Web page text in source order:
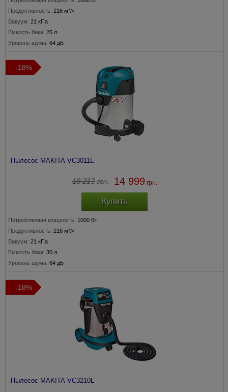
Продуктивность: 216 м³/ч
Вакуум: 21 кПа
Емкость бака: 25 л
Уровень шума: 64 дБ
-18%
Пылесос MAKITA VC3011L
18 213грн. 14 999 грн.
Купить
Потребляемая мощность: 1000 Вт
Продуктивность: 216 м³/ч
Вакуум: 21 кПа
Емкость бака: 30 л
Уровень шума: 64 дБ
-18%
Пылесос MAKITA VC3210L